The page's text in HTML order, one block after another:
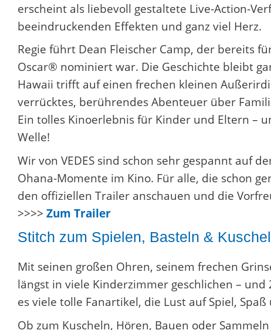
erscheint als liebevoll gestaltete Live-Action-
beeindruckenden Effekten und ganz viel Herz.
Regie führt Dean Fleischer Camp, der bereits
Oscar® nominiert war. Die Geschichte bleibt
Hawaii trifft auf einen frechen kleinen
verrücktes, berührendes Abenteuer über
Ein tolles Kinoerlebnis für Kinder und Eltern –
Welle!
Wir von VEDES sind schon sehr gespannt auf
Ohana-Momente im Kino. Für alle, die schon
den offiziellen Trailer anschauen und die
>>>> Zum Trailer
Stitch zum Spielen, Basteln &
Mit seinen großen Ohren, seinem frechen
längst in viele Kinderzimmer geschlichen –
es viele tolle Fanartikel, die Lust auf Spiel,
Ob zum Kuscheln, Hören, Bauen oder